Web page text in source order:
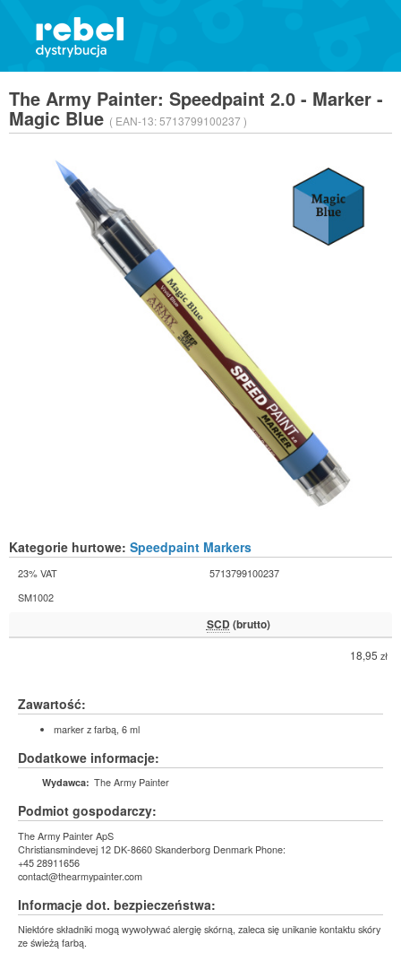
The Army Painter: Speedpaint 2.0 - Marker -
Magic Blue ( EAN-13:5713799100237 )
Kategorie hurtowe: Speedpaint Markers
23% VAT
5713799100237
SM1002
SCD (brutto)
18,95 zł
Zawartość:
marker z farbą, 6 ml
Dodatkowe informacje:
Wydawca: The Army Painter
Podmiot gospodarczy:
The Army Painter ApS
Christiansmindevej 12 DK-8660 Skanderborg Denmark Phone:
+45 28911656
contact@thearmypainter.com
Informacje dot. bezpieczeństwa:
Niektóre składniki mogą wywoływać alergię skórną, zaleca się unikanie kontaktu skóry
ze świeżą farbą.